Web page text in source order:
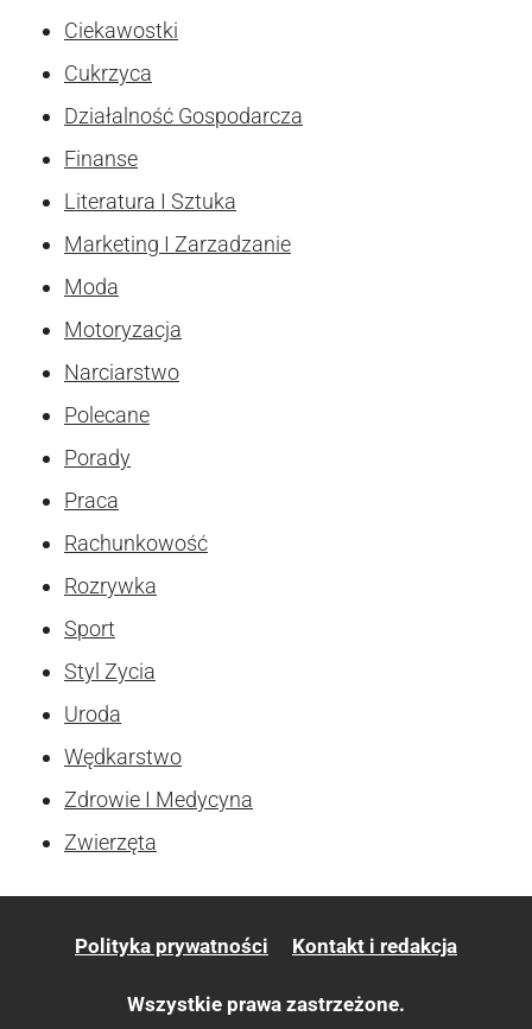
Ciekawostki
Cukrzyca
Działalność Gospodarcza
Finanse
Literatura I Sztuka
Marketing I Zarzadzanie
Moda
Motoryzacja
Narciarstwo
Polecane
Porady
Praca
Rachunkowość
Rozrywka
Sport
Styl Zycia
Uroda
Wędkarstwo
Zdrowie I Medycyna
Zwierzęta
Polityka prywatności Kontakt i redakcja
Wszystkie prawa zastrzeżone.